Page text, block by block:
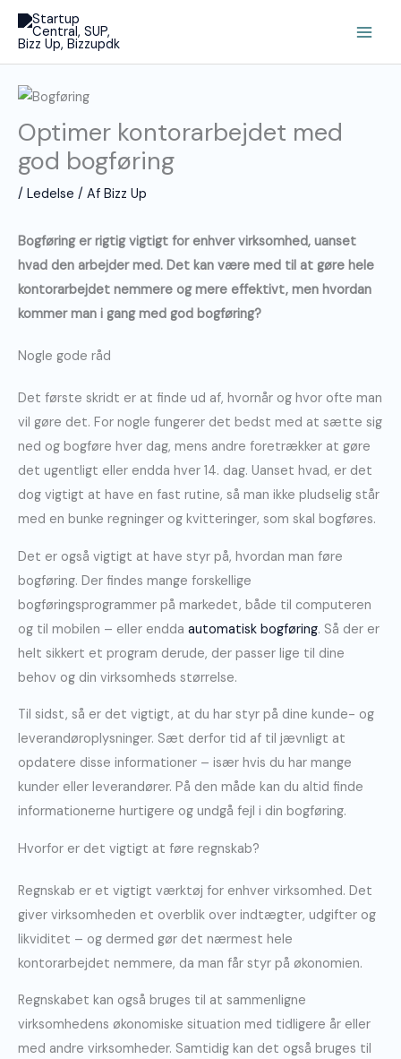
indholdet
Optimer kontorarbejdet med
god bogføring
/ Ledelse / Af Bizz Up
Bogføring er rigtig vigtigt for enhver virksomhed, uanset
hvad den arbejder med. Det kan være med til at gøre hele
kontorarbejdet nemmere og mere effektivt, men hvordan
kommer man i gang med god bogføring?
Nogle gode råd
Det første skridt er at finde ud af, hvornår og hvor ofte man
vil gøre det. For nogle fungerer det bedst med at sætte sig
ned og bogføre hver dag, mens andre foretrækker at gøre
det ugentligt eller endda hver 14. dag. Uanset hvad, er det
dog vigtigt at have en fast rutine, så man ikke pludselig står
med en bunke regninger og kvitteringer, som skal bogføres.
Det er også vigtigt at have styr på, hvordan man føre
bogføring. Der findes mange forskellige
bogføringsprogrammer på markedet, både til computeren
og til mobilen – eller endda automatisk bogføring. Så der er
helt sikkert et program derude, der passer lige til dine
behov og din virksomheds størrelse.
Til sidst, så er det vigtigt, at du har styr på dine kunde- og
leverandøroplysninger. Sæt derfor tid af til jævnligt at
opdatere disse informationer – især hvis du har mange
kunder eller leverandører. På den måde kan du altid finde
informationerne hurtigere og undgå fejl i din bogføring.
Hvorfor er det vigtigt at føre regnskab?
Regnskab er et vigtigt værktøj for enhver virksomhed. Det
giver virksomheden et overblik over indtægter, udgifter og
likviditet – og dermed gør det nærmest hele
kontorarbejdet nemmere, da man får styr på økonomien.
Regnskabet kan også bruges til at sammenligne
virksomhedens økonomiske situation med tidligere år eller
med andre virksomheder. Samtidig kan det også bruges til